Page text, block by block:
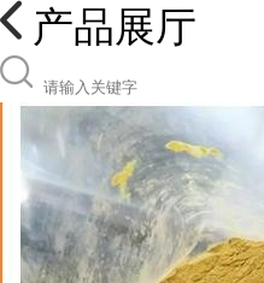
产品展厅